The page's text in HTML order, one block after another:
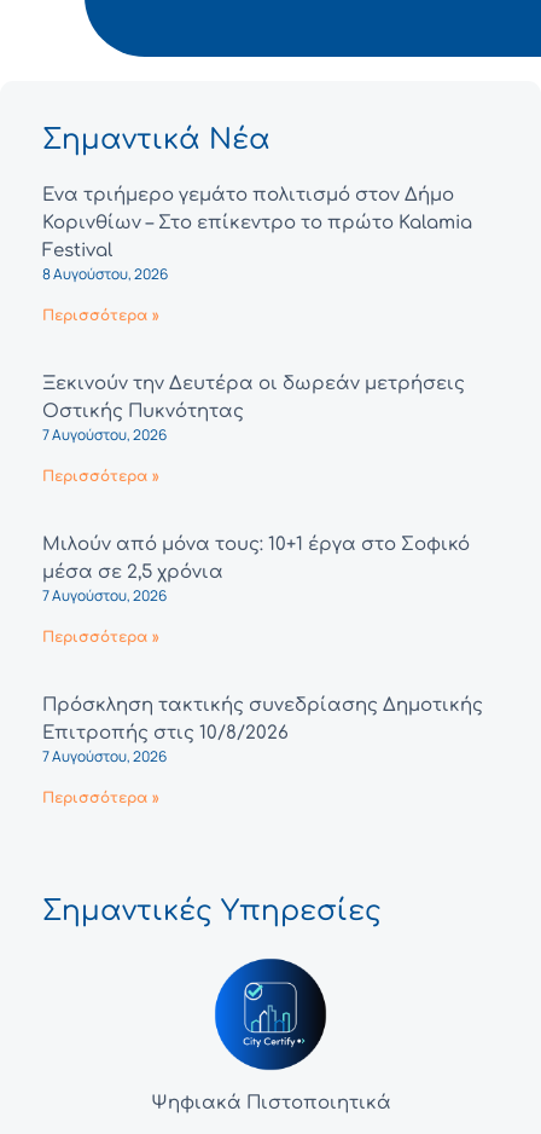
Σημαντικά Νέα
Ένα τριήμερο γεμάτο πολιτισμό στον Δήμο
Κορινθίων – Στο επίκεντρο το πρώτο Kalamia
Festival
8 Αυγούστου, 2026
Περισσότερα »
Ξεκινούν την Δευτέρα οι δωρεάν μετρήσεις
Οστικής Πυκνότητας
7 Αυγούστου, 2026
Περισσότερα »
Μιλούν από μόνα τους: 10+1 έργα στο Σοφικό
μέσα σε 2,5 χρόνια
7 Αυγούστου, 2026
Περισσότερα »
Πρόσκληση τακτικής συνεδρίασης Δημοτικής
Επιτροπής στις 10/8/2026
7 Αυγούστου, 2026
Περισσότερα »
Σημαντικές Υπηρεσίες
Ψηφιακά Πιστοποιητικά